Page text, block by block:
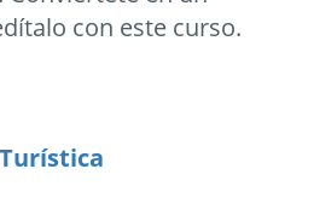
con este curso.